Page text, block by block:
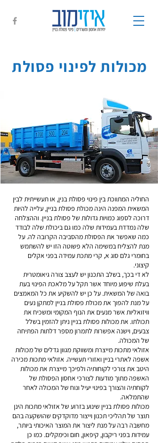
מכולות לפינוי פסולת
החוליה המתווכת בין פינוי פסולת בנין, או תעשייתית לבין
המשאית המפנה הינה מכולת פסולת בניין, עלייה להיות
דרוכה לספוג כמויות גדולות של פסולת בניין. וההצלחה
שלה נמדדת בעמידות שלה כמו גם ביכולת שלה לבודד
כמה שאפשר את הפסולת מהסביבה הקרובה לה. על
מנת להצליח במשימה הלא פשוטה הזו יש להשתמש
בחומרי גלם סוג א, קרי מתכת עמידה בפני אקלים
קיצוני.
לא די בכך, בשלב התכנון יש לעצב צורה גיאומטרית
בעלת שיפוע מיוחד אשר תקל על מלאכת הפינוי בעת
בואה של המשאית. על כן יש להשקיע את כל המאמצים
על מנת להפוך את מכולת פסולת בניין למתקן נעים
וויזואליות אשר מנעים את הנוף המקומי ומשכיח את
תכולתו. את מכולות פסולת בניין ניתן להזמין בשלל
צבעים, וישנה אפשרות לתמרון מספר דלתות הפתיחה
של המכולה.
אזולאי מתכות מייצרת ומשווקת מגוון גדלים של מכולות
אשפה לאתרי בניין ואזורי תעשייה. אזולאי מתכות מכירה
היטב את צורכי לקוחותיה ולפיכך מייצרת את מכולות
האשפה מתוך מודעות לצורכי אחסון הפסולת של
לקוחתיה והצורך בפינוי יעיל ונוח של המכולה לאחר
שהתמלאה.
מכולות פסולת בניין שינוע בזרוע של אזולאי מתכות הינן
תוצר של תהליכי תכנון וייצור מדוקדקים שהושקעה בהם
מחשבה רבה על מנת ליצור את המוצר האיכותי ביותר,
עמידות בפני ריקבון, קיפאון, חום וכימקלים. כמו כן